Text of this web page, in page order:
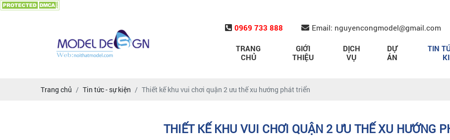
0969 733 888 Email: nguyencongmodel@gmail.com
TRANG
CHỦ
GIỚI
THIỆU
DỊCH
VỤ
DỰ
ÁN
TIN
Trang chủ Tin tức - sự kiện Thiết kế khu vui chơi quận 2 ưu thế xu hướng phát triển
THIẾT KẾ KHU VUI CHƠI QUẬN 2 ƯU THẾ XU HƯỚNG